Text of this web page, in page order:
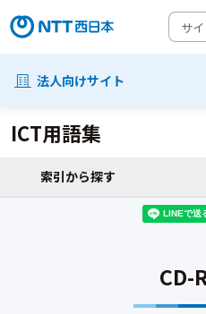
法人向けサイト
ICT用語集
索引から探す
CD-